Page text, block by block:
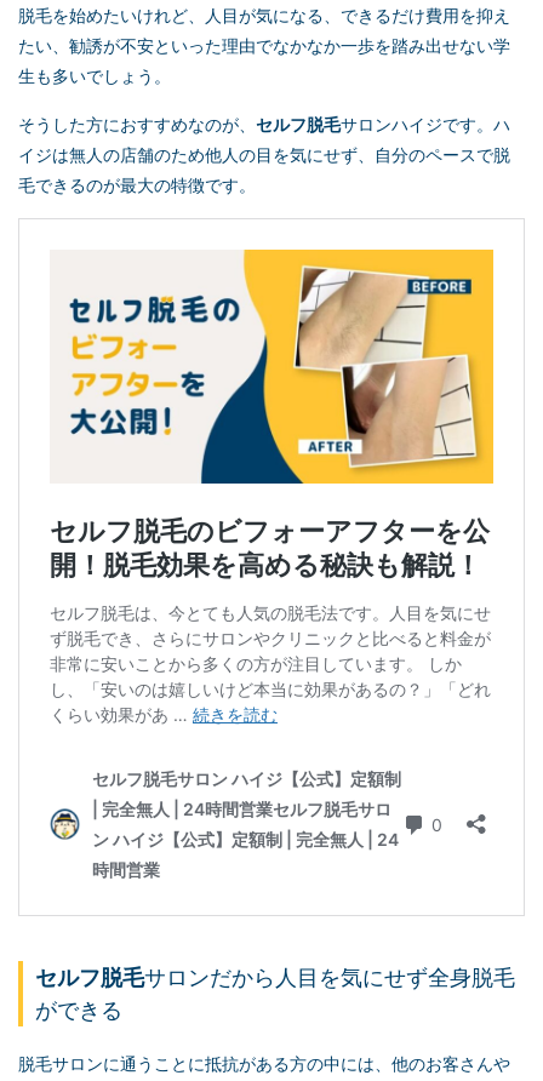
脱毛を始めたいけれど、人目が気になる、できるだけ費用を抑え
たい、勧誘が不安といった理由でなかなか一歩を踏み出せない学
生も多いでしょう。
そうした方におすすめなのが、 セルフ脱毛サロンハイジです。ハ
イジは無人の店舗のため他人の目を気にせず、自分のペースで脱
毛できるのが最大の特徴です。
セルフ脱毛サロンだから人目を気にせず全身脱毛
ができる
脱毛サロンに通うことに抵抗がある方の中には、他のお客さんや